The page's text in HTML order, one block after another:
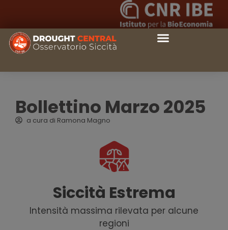
Bollettino Marzo 2025
a cura di Ramona Magno
Siccità Estrema
Intensità massima rilevata per alcune
regioni